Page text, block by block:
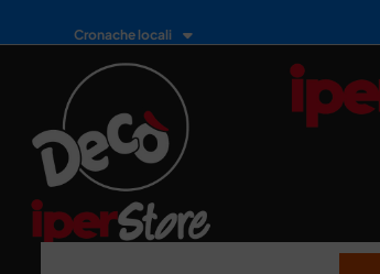
Cronache locali